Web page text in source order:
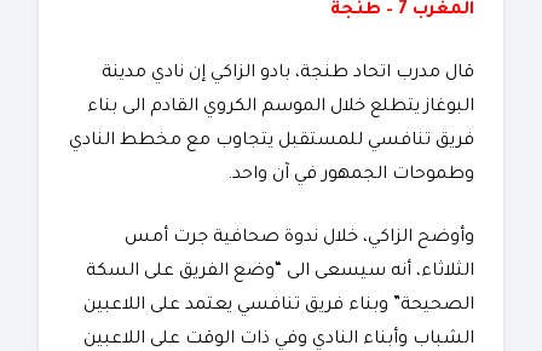
المغرب 7 – طنجة
قال مدرب اتحاد طنجة، بادو الزاكي إن نادي مدينة
البوغاز يتطلع خلال الموسم الكروي القادم الى بناء
فريق تنافسي للمستقبل يتجاوب مع مخطط النادي
وطموحات الجمهور في آن واحد.
وأوضح الزاكي، خلال ندوة صحافية جرت أمس
الثلاثاء، أنه سيسعى الى “وضع الفريق على السكة
الصحيحة” وبناء فريق تنافسي يعتمد على اللاعبين
الشباب وأبناء النادي وفي ذات الوقت على اللاعبين